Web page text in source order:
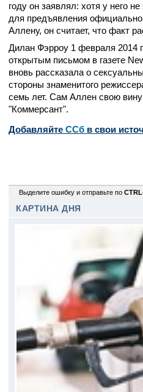
году он заявлял: хотя у него
для предъявления
Аллену, он считает, что факт
Дилан Фэрроу 1 февраля 2014
открытым письмом в газете
вновь рассказала о
стороны знаменитого
семь лет. Сам Аллен свою вину
"Коммерсант".
Добавляйте CСб в свои
Выделите ошибку и отправьте по
КАРТИНА ДНЯ